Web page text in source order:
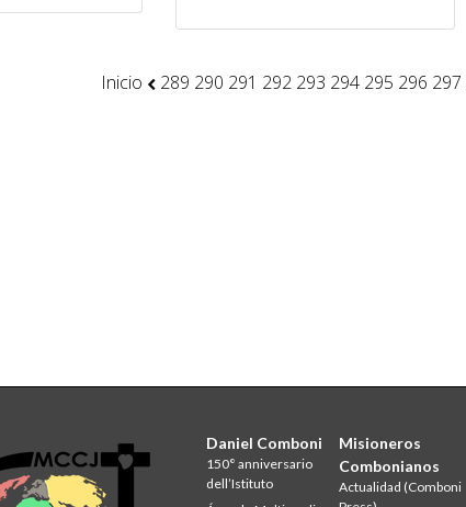
Inicio 289 290 291 292 293 294 295 296 297
Daniel Comboni
150° anniversario
dell’Istituto
Misioneros
Combonianos
Actualidad (Comboni